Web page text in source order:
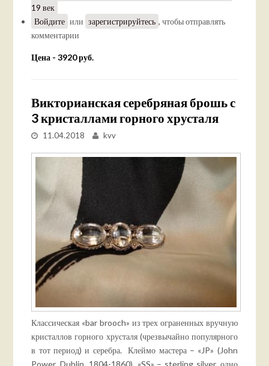
19 век
Войдите или зарегистрируйтесь , чтобы отправлять
комментарии
Цена - 3920 руб.
Викторианская серебряная брошь с
3 кристаллами горного хрусталя
11.04.2018 kvv
Классическая «bar brooch» из трех ограненных вручную
кристаллов горного хрусталя (чрезвычайно популярного
в тот период) и серебра. Клеймо мастера – «JP» (John
Power, Dublin, 1804-1860). «SS» – sterling silver, одно